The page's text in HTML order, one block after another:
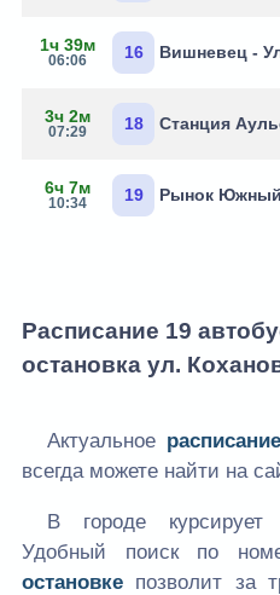
1ч 39м
06:06 16 Вишневец -
3ч 2м
07:29 18 Станция
6ч 7м
10:34 19 Рынок
Расписание 19
остановка ул.
Актуальное
всегда можете найти на
В городе
Удобный поиск по
остановке позволит за